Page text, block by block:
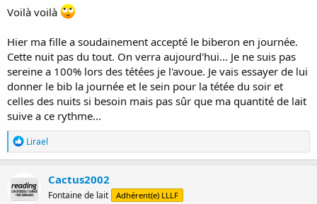
Voilà voilà
Hier ma fille a soudainement accepté le biberon en journée.
Cette nuit pas du tout. On verra aujourd'hui... Je ne suis pas
sereine a 100% lors des tétées je l'avoue. Je vais essayer de lui
donner le bib la journée et le sein pour la tétée du soir et
celles des nuits si besoin mais pas sûr que ma quantité de lait
suive a ce rythme...
R
é
a
t
i
Lirael
Cactus2002
Fontaine de lait Adhérent(e) LLLF